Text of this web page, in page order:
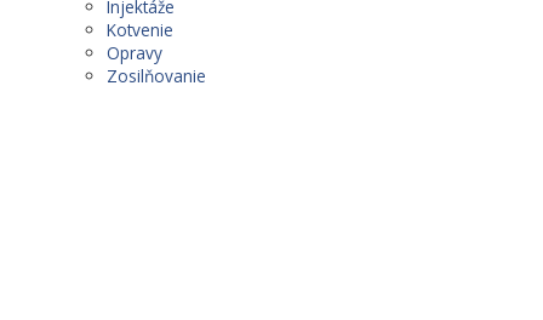
Injektáže
Kotvenie
Opravy
Zosilňovanie